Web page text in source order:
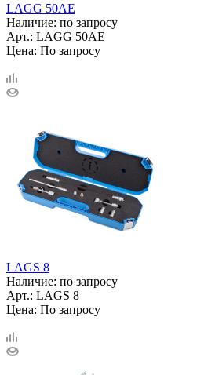
LAGG 50AE
Наличие: по запросу
Арт.: LAGG 50AE
Цена: По запросу
LAGS 8
Наличие: по запросу
Арт.: LAGS 8
Цена: По запросу